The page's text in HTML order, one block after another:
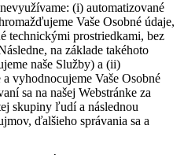
(i) automatizované
Vaše Osobné údaje,
technickými prostriedkami, bez
na základe takéhoto
naše Služby) a (ii)
vyhodnocujeme Vaše Osobné
sa na našej Webstránke za
skupiny ľudí a následnou
ďalšieho správania sa a